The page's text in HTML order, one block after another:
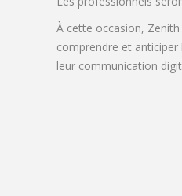
À cette occasion,
comprendre et anticiper
leur communication